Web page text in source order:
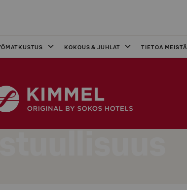
KOKOUS & JUHLAT TIETOA MEISTÄ